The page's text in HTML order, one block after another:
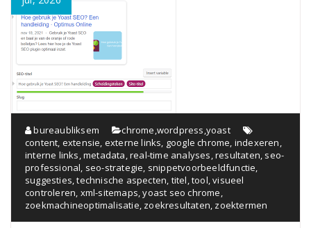
bureaubliksem chrome,wordpress,yoast
content, extensie, externe links, google chrome, indexeren,
interne links,metadata,real-time analyses,resultaten, seo-
professional, seo-strategie, snippetvoorbeeldfunctie,
suggesties,technische aspecten, titel,tool,visueel
controleren, xml-sitemaps,yoast seo chrome,
zoekmachineoptimalisatie, zoekresultaten, zoektermen